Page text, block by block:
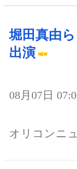
堀田真由
出演
08月07日
オリコンニ